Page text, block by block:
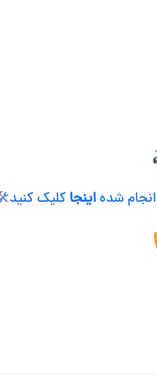
شدهاینجا کلیک کنید